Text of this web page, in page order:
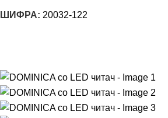
ШИФРА: 20032-122